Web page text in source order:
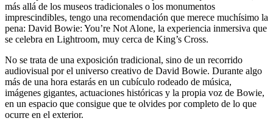
más allá de los museos tradicionales o los monumentos
imprescindibles, tengo una recomendación que merece muchísimo la
pena: David Bowie: You’re Not Alone, la experiencia inmersiva que
se celebra en Lightroom, muy cerca de King’s Cross.
No se trata de una exposición tradicional, sino de un recorrido
audiovisual por el universo creativo de David Bowie. Durante algo
más de una hora estarás en un cubículo rodeado de música,
imágenes gigantes, actuaciones históricas y la propia voz de Bowie,
en un espacio que consigue que te olvides por completo de lo que
ocurre en el exterior.